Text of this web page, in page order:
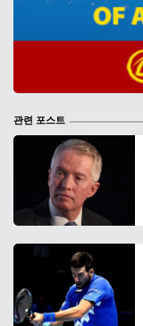
관련 포스트